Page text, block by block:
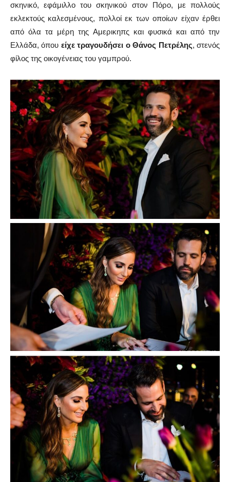
σκηνικό, εφάμιλλο του σκηνικού στον Πόρο, με πολλούς
εκλεκτούς καλεσμένους, πολλοί εκ των οποίων είχαν έρθει
από όλα τα μέρη της Αμερικηπς και φυσικά και από την
Ελλάδα, όπου είχε τραγουδήσει ο Θάνος Πετρέλης, στενός
φίλος της οικογένειας του γαμπρού.